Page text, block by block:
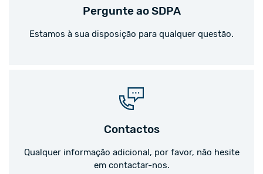
Pergunte ao SDPA
Estamos à sua disposição para qualquer questão.
Contactos
Qualquer informação adicional, por favor, não hesite
em contactar-nos.